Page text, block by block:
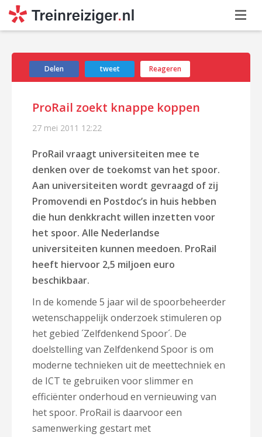
Delen tweet Reageren
ProRail zoekt knappe koppen
27 mei 2011 12:22
ProRail vraagt universiteiten mee te
denken over de toekomst van het spoor.
Aan universiteiten wordt gevraagd of zij
Promovendi en Postdoc’s in huis hebben
die hun denkkracht willen inzetten voor
het spoor. Alle Nederlandse
universiteiten kunnen meedoen. ProRail
heeft hiervoor 2,5 miljoen euro
beschikbaar.
In de komende 5 jaar wil de spoorbeheerder
wetenschappelijk onderzoek stimuleren op
het gebied ´Zelfdenkend Spoor´. De
doelstelling van Zelfdenkend Spoor is om
moderne technieken uit de meettechniek en
de ICT te gebruiken voor slimmer en
efficiënter onderhoud en vernieuwing van
het spoor. ProRail is daarvoor een
samenwerking gestart met